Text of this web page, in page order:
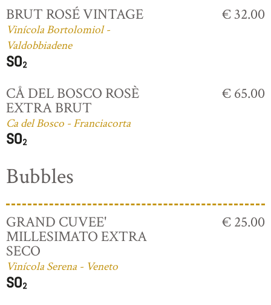
BRUT ROSÉ VINTAGE
Vinícola Bortolomiol -
Valdobbiadene
€ 32.00
CÅ DEL BOSCO ROSÈ
EXTRA BRUT
Ca del Bosco - Franciacorta
€ 65.00
Bubbles
GRAND CUVEE'
MILLESIMATO EXTRA
SECO
Vinícola Serena - Veneto
€ 25.00